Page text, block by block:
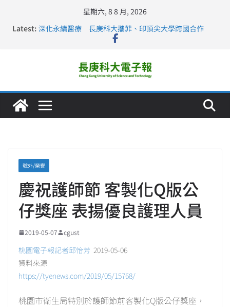
星期六, 8 8 月, 2026
Latest: 深化永續醫療 長庚科大攜菲、印頂尖大學跨國合作
長庚科大訪凱瑟醫療集團、美容學校收穫豐
仁德醫專與長庚科大締結策略聯盟 培育護理尖兵
長庚科大連四年穩居《遠見》醫學大學第5名 辦學實力再
號外/榮譽
慶祝護師節 客製化Q版公
仔獎座 表揚優良護理人員
2019-05-07 cgust
桃園電子報記者邱怡芳 2019-05-06
資料來源
https://tyenews.com/2019/05/15768/
桃園市衛生局特別於護師節前客製化Q版公仔獎座，